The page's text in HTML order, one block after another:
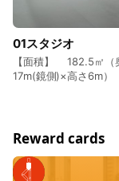
01スタジオ
【面積】 182.5㎡（奥行9m×横
17m(鏡側)×高さ6m） 【設備】 移
55名
Reward cards